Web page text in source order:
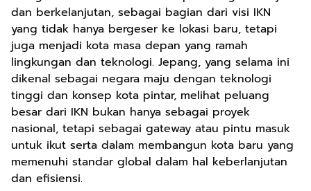
dan berkelanjutan, sebagai bagian dari visi IKN
yang tidak hanya bergeser ke lokasi baru, tetapi
juga menjadi kota masa depan yang ramah
lingkungan dan teknologi. Jepang, yang selama ini
dikenal sebagai negara maju dengan teknologi
tinggi dan konsep kota pintar, melihat peluang
besar dari IKN bukan hanya sebagai proyek
nasional, tetapi sebagai gateway atau pintu masuk
untuk ikut serta dalam membangun kota baru yang
memenuhi standar global dalam hal keberlanjutan
dan efisiensi.